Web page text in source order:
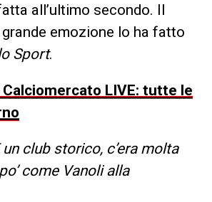
all’ultimo secondo. Il
emozione lo ha fatto
Sport.
LIVE: tutte le
un club storico, c’era molta
come Vanoli alla